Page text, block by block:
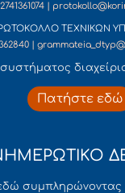
2741361074 |
ΤΕΧΝΙΚΩΝ
|
Πατήστε εδώ
συμπληρώνοντας